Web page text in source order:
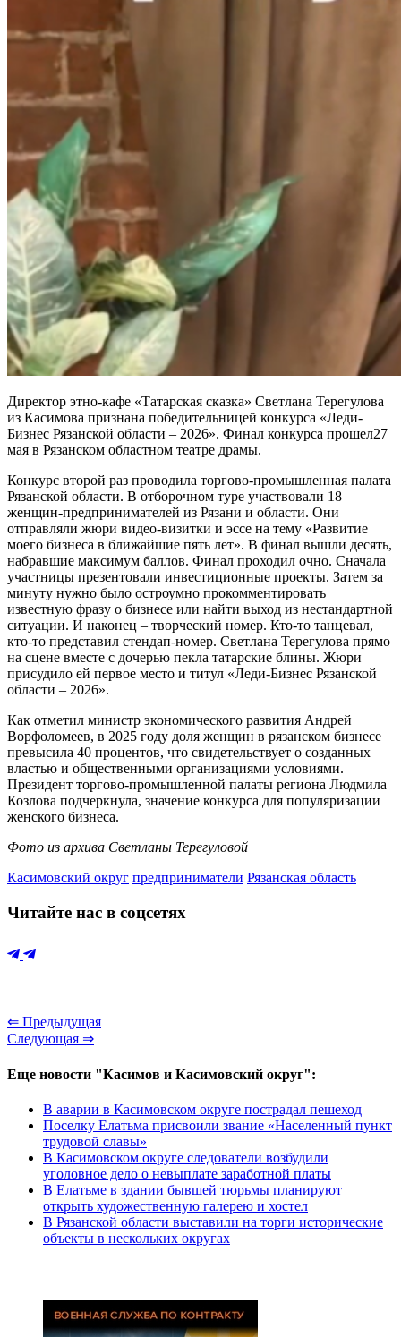
Директор этно-кафе «Татарская сказка» Светлана Терегулова
из Касимова признана победительницей конкурса «Леди-
Бизнес Рязанской области – 2026». Финал конкурса прошел27
мая в Рязанском областном театре драмы.
Конкурс второй раз проводила торгово-промышленная палата
Рязанской области. В отборочном туре участвовали 18
женщин-предпринимателей из Рязани и области. Они
отправляли жюри видео-визитки и эссе на тему «Развитие
моего бизнеса в ближайшие пять лет». В финал вышли десять,
набравшие максимум баллов. Финал проходил очно. Сначала
участницы презентовали инвестиционные проекты. Затем за
минуту нужно было остроумно прокомментировать
известную фразу о бизнесе или найти выход из нестандартной
ситуации. И наконец – творческий номер. Кто-то танцевал,
кто-то представил стендап-номер. Светлана Терегулова прямо
на сцене вместе с дочерью пекла татарские блины. Жюри
присудило ей первое место и титул «Леди-Бизнес Рязанской
области – 2026».
Как отметил министр экономического развития Андрей
Ворфоломеев, в 2025 году доля женщин в рязанском бизнесе
превысила 40 процентов, что свидетельствует о созданных
властью и общественными организациями условиями.
Президент торгово-промышленной палаты региона Людмила
Козлова подчеркнула, значение конкурса для популяризации
женского бизнеса.
Фото из архива Светланы Терегуловой
Касимовский округ предприниматели Рязанская область
Читайте нас в соцсетях
⇐ Предыдущая
Следующая ⇒
Еще новости "Касимов и Касимовский округ":
В аварии в Касимовском округе пострадал пешеход
Поселку Елатьма присвоили звание «Населенный пункт
трудовой славы»
В Касимовском округе следователи возбудили
уголовное дело о невыплате заработной платы
В Елатьме в здании бывшей тюрьмы планируют
открыть художественную галерею и хостел
В Рязанской области выставили на торги исторические
объекты в нескольких округах